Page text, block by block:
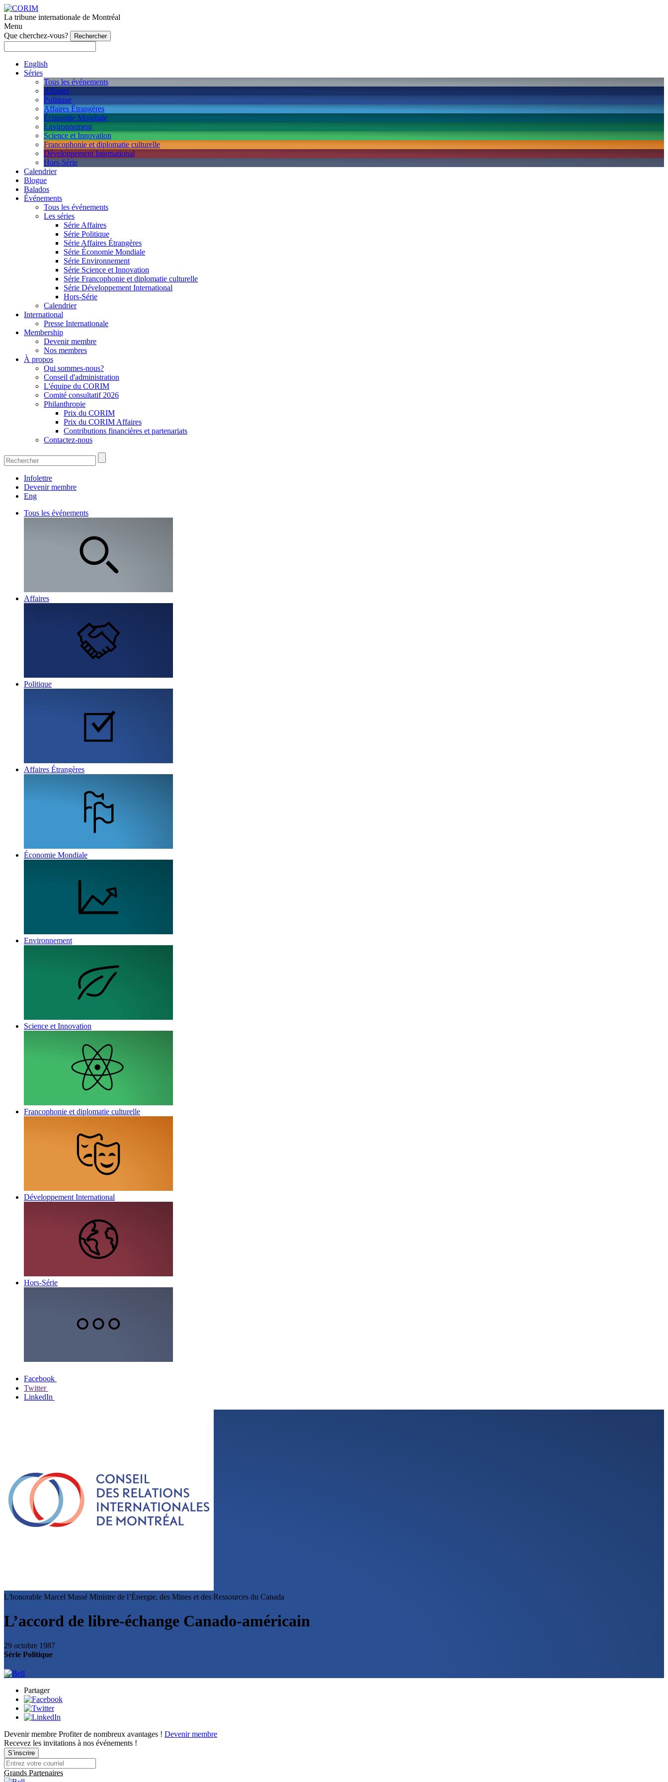
La tribune internationale de Montréal
Menu
Que cherchez-vous?
English
Séries
Tous les événements
Affaires
Politique
Affaires Étrangères
Économie Mondiale
Environnement
Science et Innovation
Francophonie et diplomatie culturelle
Développement International
Hors-Série
Calendrier
Blogue
Balados
Événements
Tous les événements
Les séries
Série Affaires
Série Politique
Série Affaires Étrangères
Série Économie Mondiale
Série Environnement
Série Science et Innovation
Série Francophonie et diplomatie culturelle
Série Développement International
Hors-Série
Calendrier
International
Presse Internationale
Membership
Devenir membre
Nos membres
À propos
Qui sommes-nous?
Conseil d'administration
L'équipe du CORIM
Comité consultatif 2026
Philanthropie
Prix du CORIM
Prix du CORIM Affaires
Contributions financières et partenariats
Contactez-nous
Infolettre
Devenir membre
Eng
Tous les événements
Affaires
Politique
Affaires Étrangères
Économie Mondiale
Environnement
Science et Innovation
Francophonie et diplomatie culturelle
Développement International
Hors-Série
Facebook
Twitter
LinkedIn
L'honorable Marcel Massé Ministre de l’Énergie, des Mines et des Ressources du Canada
L’accord de libre-échange Canado-américain
29 octobre 1987
Série Politique
Partager
Devenir membre Profiter de nombreux avantages ! Devenir membre
Recevez les invitations à nos événements !
S’inscrire
Grands Partenaires